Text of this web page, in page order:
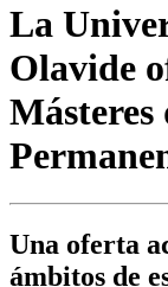
La
Olavide
Una oferta
ámbitos de